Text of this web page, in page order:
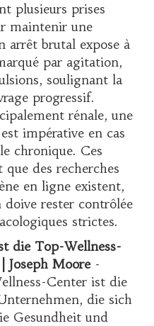
plusieurs prises
maintenir une
arrêt brutal expose à
par agitation,
soulignant la
progressif.
rénale, une
impérative en cas
chronique. Ces
des recherches
en ligneexistent,
rester contrôlée
strictes.
die Top-Wellness-
Joseph Moore-
Center ist die
die sich
Gesundheit und